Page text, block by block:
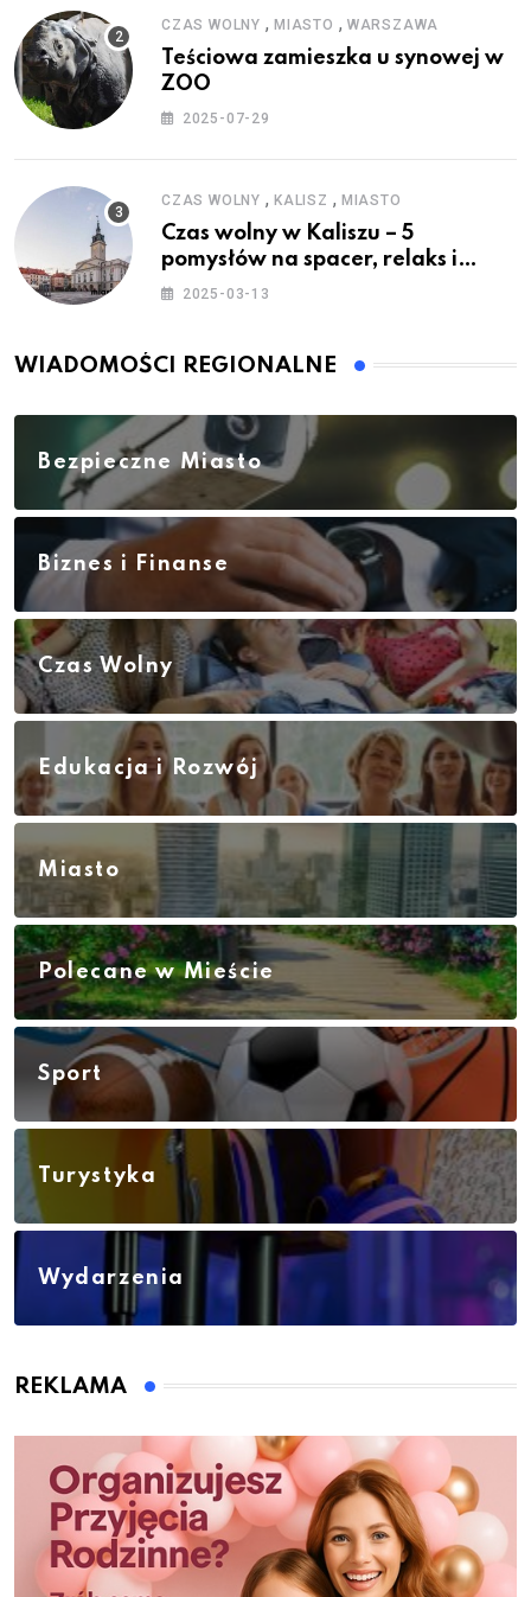
CZAS WOLNY , MIASTO , WARSZAWA
Teściowa zamieszka u synowej w
ZOO
2025-07-29
CZAS WOLNY , KALISZ , MIASTO
Czas wolny w Kaliszu – 5
pomysłów na spacer, relaks i
rodzinne atrakcje
2025-03-13
WIADOMOŚCI REGIONALNE
Bezpieczne Miasto
Biznes i Finanse
Czas Wolny
Edukacja i Rozwój
Miasto
Polecane w Mieście
Sport
Turystyka
Wydarzenia
REKLAMA